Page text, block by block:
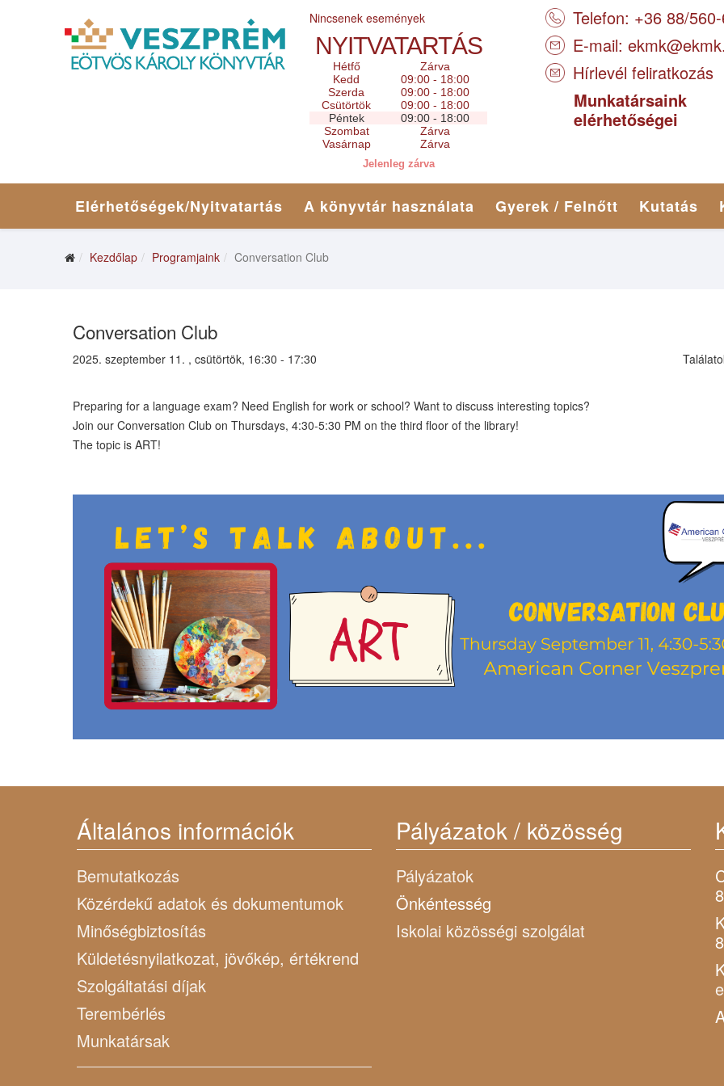
Nincsenek események
NYITVATARTÁS
Hétfő
Zárva
Kedd
09:00 - 18:00
Szerda
09:00 - 18:00
Csütörtök
09:00 - 18:00
Péntek
09:00 - 18:00
Szombat
Zárva
Vasárnap
Zárva
Jelenleg zárva
Telefon: +36 88/
E-mail:
Hírlevél feliratkozás
Munkatársaink
elérhetőségei
Elérhetőségek/Nyitvatartás A könyvtár használata Gyerek / Felnőtt Kutatás
Kezdőlap Programjaink Conversation Club
Conversation Club
2025. szeptember 11. , csütörtök, 16:30 - 17:30
Preparing for a language exam? Need English for work or school? Want to discuss interesting topics?
Join our Conversation Club on Thursdays, 4:30-5:30 PM on the third floor of the library!
The topic is ART!
Általános információk
Bemutatkozás
Közérdekű adatok és dokumentumok
Minőségbiztosítás
Küldetésnyilatkozat, jövőkép, értékrend
Szolgáltatási díjak
Terembérlés
Munkatársak
Pályázatok / közösség
Pályázatok
Önkéntesség
Iskolai közösségi szolgálat